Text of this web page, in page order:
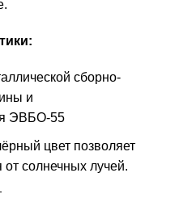
сборно-
и
ЭВБО-55
цвет позволяет
от солнечных лучей.